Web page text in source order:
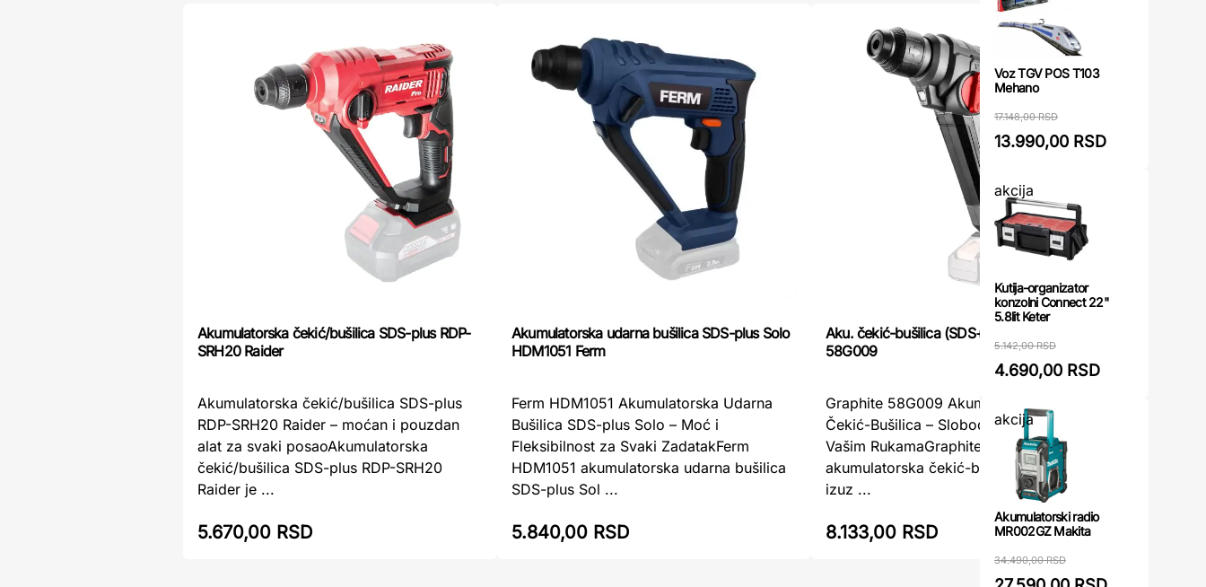
Akumulatorska čekić/bušilica SDS-plus RDP-
SRH20 Raider
Akumulatorska čekić/bušilica SDS-plus
RDP-SRH20 Raider – moćan i pouzdan
alat za svaki posaoAkumulatorska
čekić/bušilica SDS-plus RDP-SRH20
Raider je ...
5.670,00 RSD
Akumulatorska udarna bušilica SDS-plus Solo
HDM1051 Ferm
Ferm HDM1051 Akumulatorska Udarna
Bušilica SDS-plus Solo – Moć i
Fleksibilnost za Svaki ZadatakFerm
HDM1051 akumulatorska udarna bušilica
SDS-plus Sol ...
5.840,00 RSD
Aku. čekić-bušilica (SDS+) - GRAPHITE
58G009
Graphite 58G009 Akumulatorska SDS+
Čekić-Bušilica – Sloboda Rada i Snaga u
Vašim RukamaGraphite 58G009 je
akumulatorska čekić-bušilica koja pruža
izuz ...
8.133,00 RSD
Voz TGV POS T103
Mehano
17.148,00 RSD
13.990,00 RSD
akcija
Kutija-organizator
konzolni Connect 22"
5.8lit Keter
5.142,00 RSD
4.690,00 RSD
akcija
Akumulatorski radio
MR002GZ Makita
34.490,00 RSD